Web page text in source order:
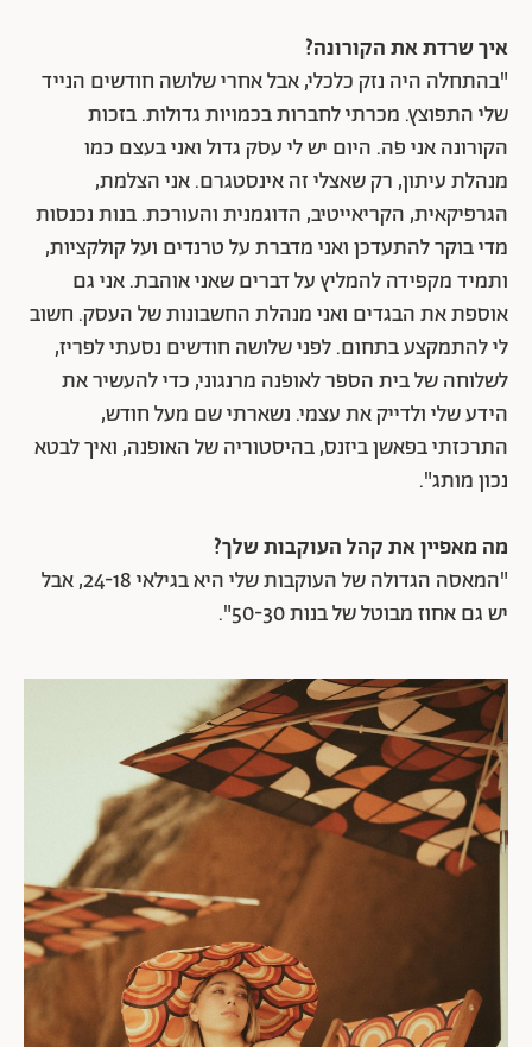
איך שרדת את הקורונה?
"בהתחלה היה נזק כלכלי, אבל אחרי שלושה חודשים הנייד
שלי התפוצץ. מכרתי לחברות בכמויות גדולות. בזכות
הקורונה אני פה. היום יש לי עסק גדול ואני בעצם כמו
מנהלת עיתון, רק שאצלי זה אינסטגרם. אני הצלמת,
הגרפיקאית, הקריאייטיב, הדוגמנית והעורכת. בנות נכנסות
מדי בוקר להתעדכן ואני מדברת על טרנדים ועל קולקציות,
ותמיד מקפידה להמליץ על דברים שאני אוהבת. אני גם
אוספת את הבגדים ואני מנהלת החשבונות של העסק. חשוב
לי להתמקצע בתחום. לפני שלושה חודשים נסעתי לפריז,
לשלוחה של בית הספר לאופנה מרנגוני, כדי להעשיר את
הידע שלי ולדייק את עצמי. נשארתי שם מעל חודש,
התרכזתי בפאשן ביזנס, בהיסטוריה של האופנה, ואיך לבטא
נכון מותג".
מה מאפיין את קהל העוקבות שלך?
"המאסה הגדולה של העוקבות שלי היא בגילאי 24-18, אבל
יש גם אחוז מבוטל של בנות 50-30".